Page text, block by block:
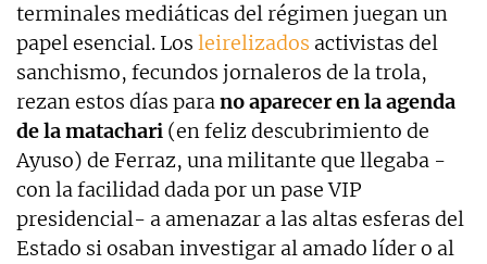
terminales mediáticas del régimen juegan un
papel esencial. Los leirelizados activistas del
sanchismo, fecundos jornaleros de la trola,
rezan estos días parano aparecer en la agenda
de la matachari (en feliz descubrimiento de
Ayuso) de Ferraz, una militante que llegaba -
con la facilidad dada por un pase VIP
presidencial- a amenazar a las altas esferas del
Estado si osaban investigar al amado líder o al